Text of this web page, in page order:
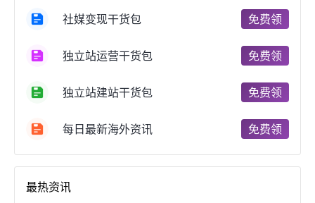
郑州跨境电商跨境电商趋势
跨境电商费用美国跨境电商
天津跨境电商东南亚跨境电商
跨境电商b2b阿里巴巴跨境电商
跨境电商关税
跨境电商建站
社媒变现干货包 免费领
独立站运营干货包 免费领
独立站建站干货包 免费领
每日最新海外资讯 免费领
最热资讯